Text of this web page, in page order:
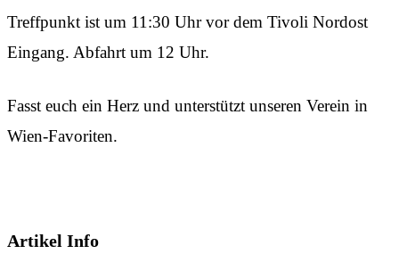
Treffpunkt ist um 11:30 Uhr vor dem Tivoli Nordost
Eingang. Abfahrt um 12 Uhr.
Fasst euch ein Herz und unterstützt unseren Verein in
Wien-Favoriten.
Artikel Info